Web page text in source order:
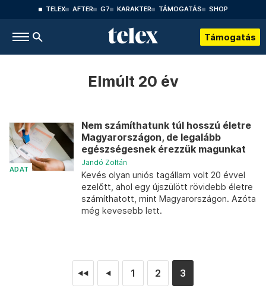
TELEX AFTER G7 KARAKTER TÁMOGATÁS SHOP
Támogatás
Elmúlt 20 év
ADAT
Nem számíthatunk túl hosszú életre
Magyarországon, de legalább
egészségesnek érezzük magunkat
Jandó Zoltán
Kevés olyan uniós tagállam volt 20 évvel
ezelőtt, ahol egy újszülött rövidebb életre
számíthatott, mint Magyarországon. Azóta
még kevesebb lett.
◄◄ ◄ 1 2 3